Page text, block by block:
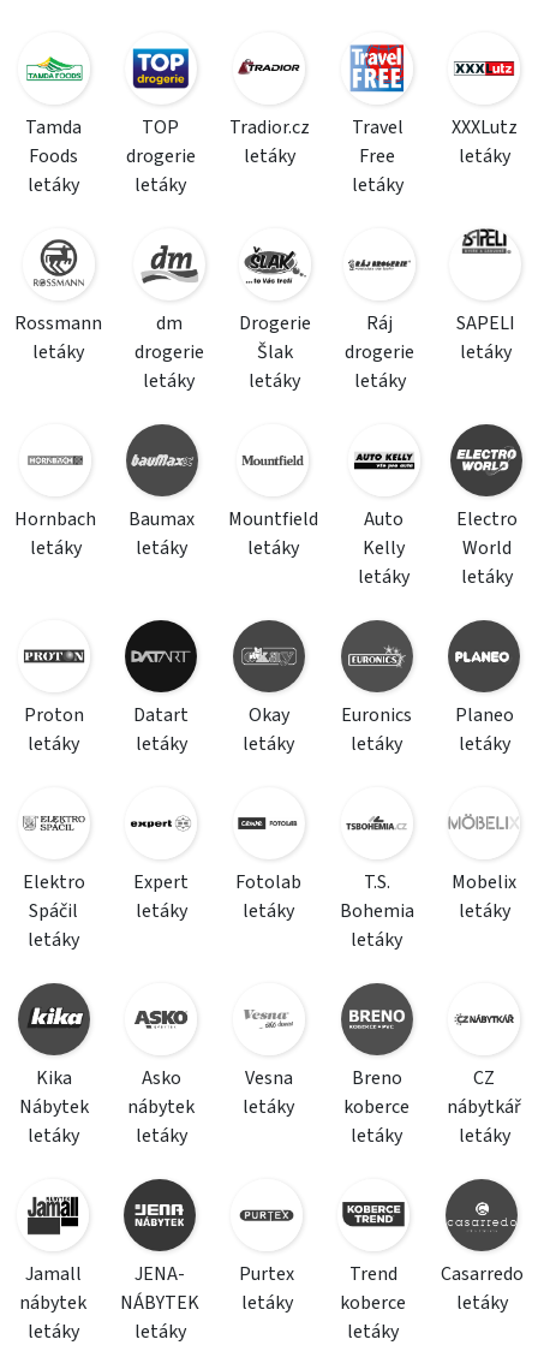
Tamda
Foods
letáky
TOP
drogerie
letáky
Tradior.cz
letáky
Travel
Free
letáky
XXXLutz
letáky
Rossmann
letáky
dm
drogerie
letáky
Drogerie
Šlak
letáky
Ráj
drogerie
letáky
SAPELI
letáky
Hornbach
letáky
Baumax
letáky
Mountfield
letáky
Auto
Kelly
letáky
Electro
World
letáky
Proton
letáky
Datart
letáky
Okay
letáky
Euronics
letáky
Planeo
letáky
Elektro
Spáčil
letáky
Expert
letáky
Fotolab
letáky
T.S.
Bohemia
letáky
Mobelix
letáky
Kika
Nábytek
letáky
Asko
nábytek
letáky
Vesna
letáky
Breno
koberce
letáky
CZ
nábytkář
letáky
Jamall
nábytek
letáky
JENA-
NÁBYTEK
letáky
Purtex
letáky
Trend
koberce
letáky
Casarredo
letáky